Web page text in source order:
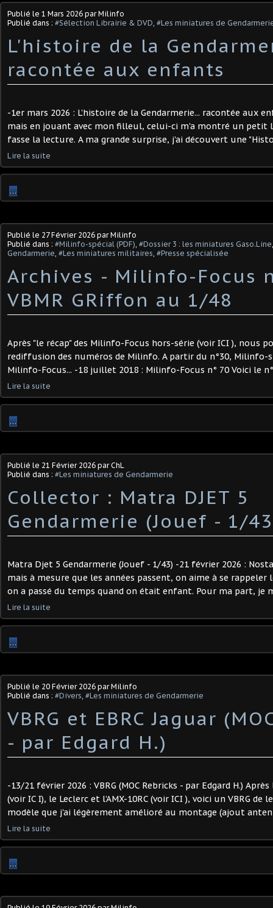
Publié le 1 Mars 2026 par Milinfo
Publié dans : #Sélection Librairie & DVD, #Les miniatures de
L'histoire de la
racontée aux enfants
-1er mars 2026 : L'histoire de la Gendarmerie... racontée aux
mais en jouant avec mon filleul, celui-ci m'a montré un petit
fasse la lecture. A ma grande surprise, j'ai découvert une
Lire la suite
…
Publié le 27 Février 2026 par Milinfo
Publié dans : #Milinfo-spécial (PDF), #Dossier 3 : les miniatures Gaso.Line
Gendarmerie, #Les miniatures militaires, #Presse spécialisée
Archives - Milinfo-Focus
VBMR GRiffon au 1/48
Après "le récap" des Milinfo-Focus hors-série (voir ICI ), nous
rediffusion des numéros de Milinfo. A partir du n°30, Milinfo-
Milinfo-Focus... -18 juillet 2018 : Milinfo-Focus n° 70 Voici le
Lire la suite
…
Publié le 21 Février 2026 par ChL
Publié dans : #Les miniatures de Gendarmerie
Collector : Matra DJET 5
Gendarmerie (Jouef - 1/
Matra Djet 5 Gendarmerie (Jouef - 1/43) -21 février 2026 :
mais à mesure que les années passent, on aime à se rappeler
on a passé du temps quand on était enfant. Pour ma part, je
Lire la suite
…
Publié le 20 Février 2026 par Milinfo
Publié dans : #Divers, #Les miniatures de Gendarmerie
VBRG et EBRC Jaguar
- par Edgard H.)
-13/21 février 2026 : VBRG (MOC Rebricks - par Edgard H.)
(voir IC I), le Leclerc et l’AMX-10RC (voir ICI ), voici un VBRG de
modèle que j'ai légèrement amélioré au montage (ajout
Lire la suite
…